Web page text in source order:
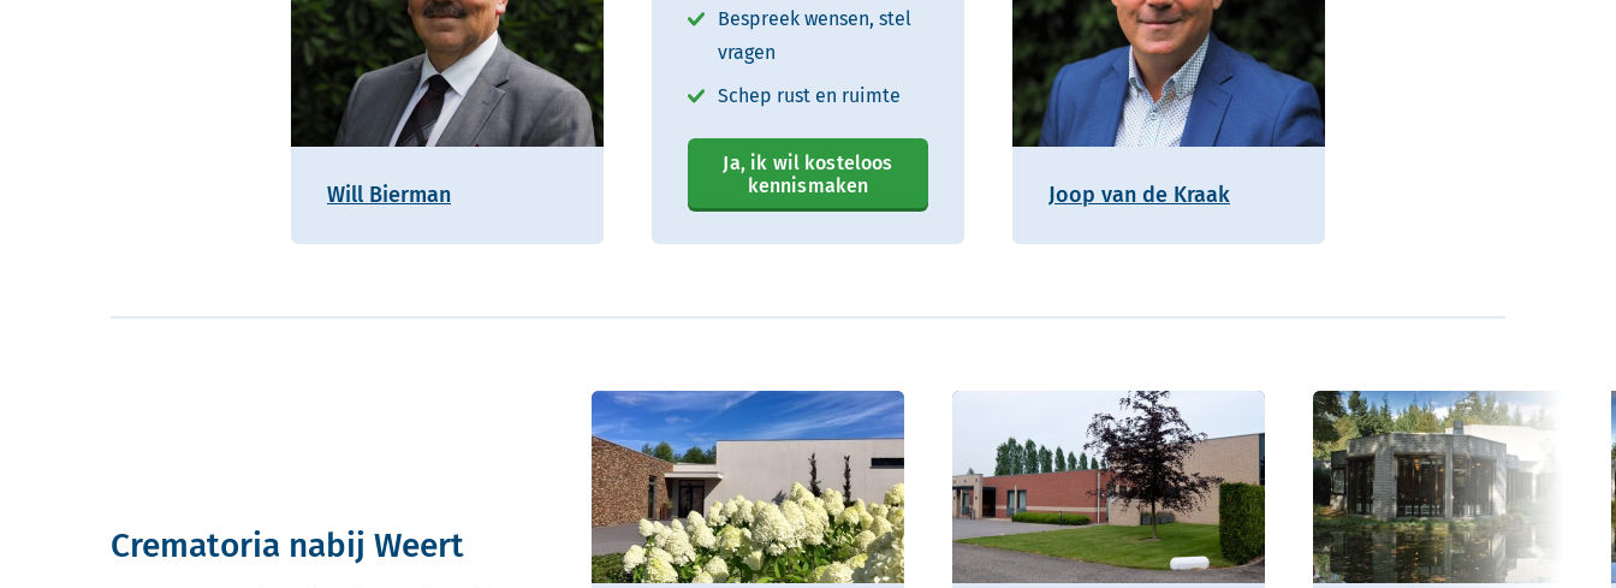
Will Bierman
Bespreek wensen, stel
vragen
Schep rust en ruimte
Ja, ik wil kosteloos
kennismaken
Joop van de Kraak
Crematoria nabij Weert